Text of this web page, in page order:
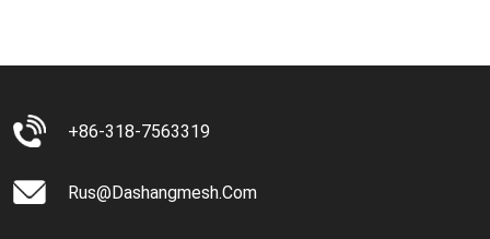
+86-318-7563319
Rus@dashangmesh.com